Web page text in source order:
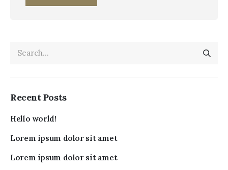
Recent Posts
Hello world!
Lorem ipsum dolor sit amet
Lorem ipsum dolor sit amet